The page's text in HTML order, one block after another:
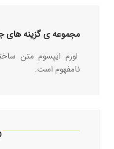
مجموعه ی گزینه های
لورم ایپسوم متن
نامفهوم است.